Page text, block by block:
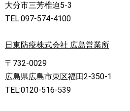
大分市三芳椎迫5-3
TEL:097-574-4100
日東防疫株式会社 広島営業所
〒732-0029
広島県広島市東区福田2-350-1
TEL:0120-516-539